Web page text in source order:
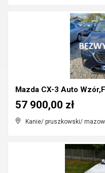
Mazda CX-3 Auto
Kanie/ pruszkowski/
57 900,00 zł